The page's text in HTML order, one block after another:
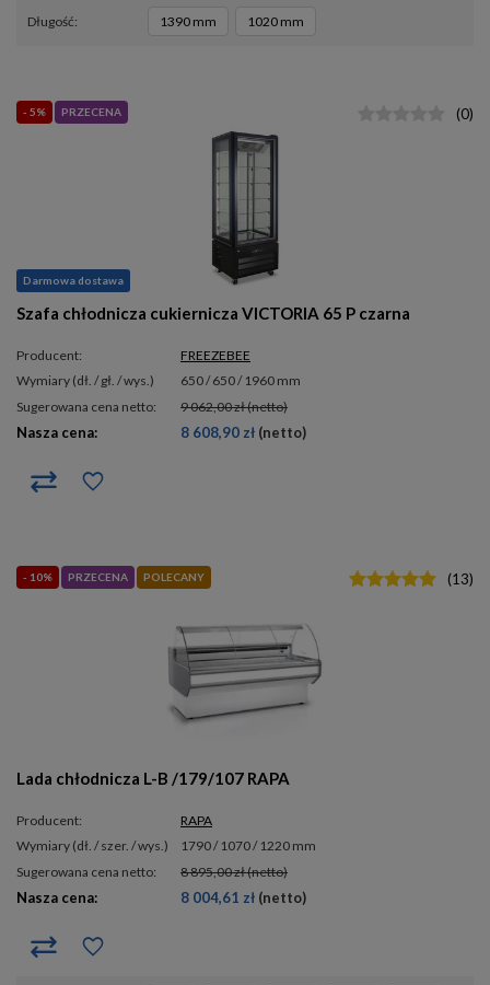
długość 1390 mm 1020 mm
- 5% PRZECENA
Darmowa dostawa
Szafa chłodnicza cukiernicza VICTORIA 65 P czarna
Producent:
FREEZEBEE
wymiary (dł. / gł. / wys.)
650 / 650 / 1960 mm
Sugerowana cena netto:
9 062,00 zł(netto)
Nasza cena: 8 608,90 zł (netto)
(0)
- 10% PRZECENA POLECANY
Lada chłodnicza L-B /179/107 RAPA
Producent:
RAPA
wymiary (dł. / szer. / wys.)
1790 / 1070 / 1220 mm
Sugerowana cena netto:
8 895,00 zł(netto)
Nasza cena: 8 004,61 zł (netto)
(13)